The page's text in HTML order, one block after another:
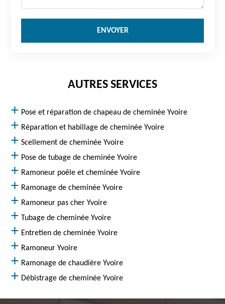
AUTRES SERVICES
Pose et réparation de chapeau de cheminée Yvoire
Réparation et habillage de cheminée Yvoire
Scellement de cheminée Yvoire
Pose de tubage de cheminée Yvoire
Ramoneur poêle et cheminée Yvoire
Ramonage de cheminée Yvoire
Ramoneur pas cher Yvoire
Tubage de cheminée Yvoire
Entretien de cheminée Yvoire
Ramoneur Yvoire
Ramonage de chaudière Yvoire
Débistrage de cheminée Yvoire